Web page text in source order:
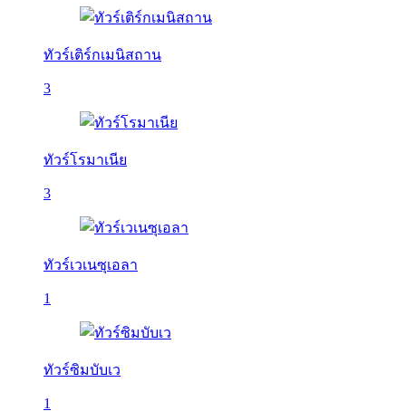
ทัวร์เติร์กเมนิสถาน
3
ทัวร์โรมาเนีย
3
ทัวร์เวเนซุเอลา
1
ทัวร์ซิมบับเว
1